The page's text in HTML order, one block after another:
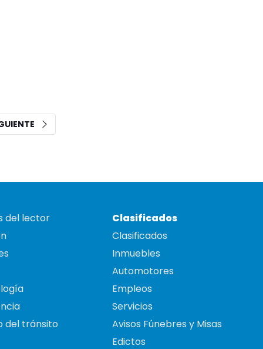
del lector
del tránsito
Clasificados
Clasificados
Inmuebles
Automotores
Empleos
Servicios
Avisos Fúnebres y Misas
Edictos